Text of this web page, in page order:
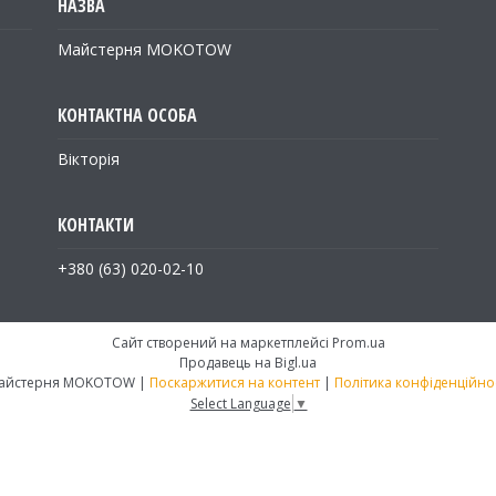
Майстерня MOKOTOW
Вікторія
+380 (63) 020-02-10
Сайт створений на маркетплейсі Prom.ua
Продавець на Bigl.ua
Майстерня MOKOTOW | Поскаржитися на контент | Політика
Select Language ▼